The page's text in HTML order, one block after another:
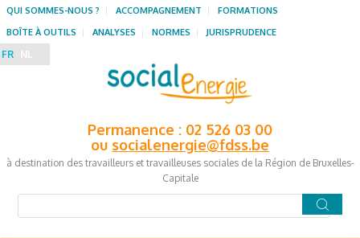
Permanence : 02 526 03 00
ou socialenergie@fdss.be
à destination des travailleurs et travailleuses sociales de la Région de Bruxelles-
Capitale
QUI SOMMES-NOUS ? ACCOMPAGNEMENT
FORMATIONS
BOÎTE À OUTILS
ANALYSES NORMES JURISPRUDENCE
FR NL